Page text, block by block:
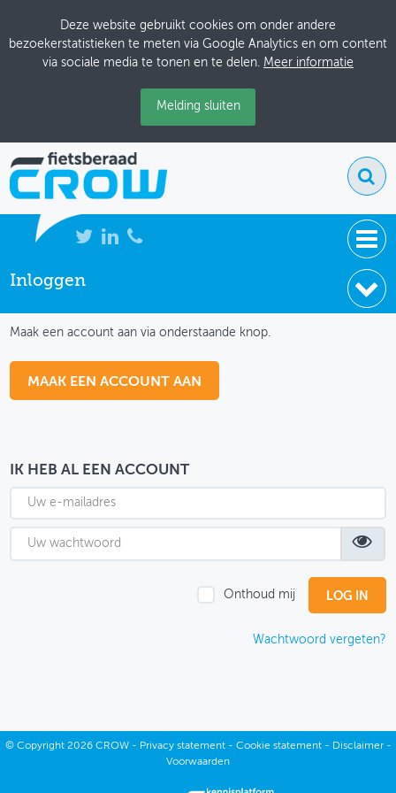
Deze website gebruikt cookies om onder andere
bezoekerstatistieken te meten via Google Analytics en om content
via sociale media te tonen en te delen. Meer informatie
Melding sluiten
NIEUWS
THEMASITES
MIJN PROFIEL
GEBRUIKER
Inloggen
Maak een account aan via onderstaande knop.
MAAK EEN ACCOUNT AAN
IK HEB AL EEN ACCOUNT
Onthoud mij
Wachtwoord vergeten?
© Copyright2026 CROW - Privacy statement- Cookie statement- Disclaimer-
Voorwaarden